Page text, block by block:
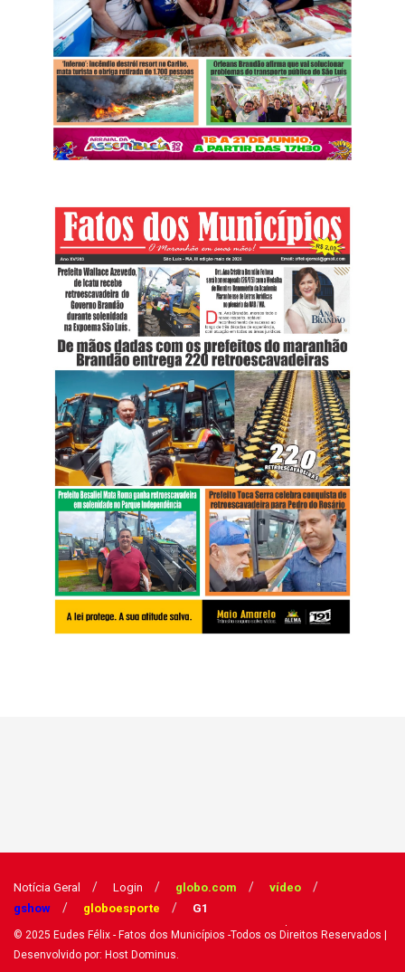
Notícia Geral Login globo.com
vídeo
gshow
globoesporte G1
© 2025 Eudes Félix - Fatos dos Municípios -Todos os Direitos Reservados |
Desenvolvido por: Host Dominus